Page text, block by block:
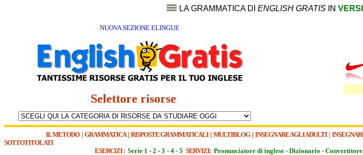
LA GRAMMATICA DI ENGLISH GRATIS IN
NUOVA SEZIONE ELINGUE
Selettore risorse
IL METODO| GRAMMATICA| RISPOSTE GRAMMATICALI| MULTIBLOG| INSEGNARE AGLI ADULTI |
SOTTOTITOLATI
ESERCIZI : Serie 1 - 2 - 3 - 4 - 5 SERVIZI: Pronunciatore di inglese - Dizionario -